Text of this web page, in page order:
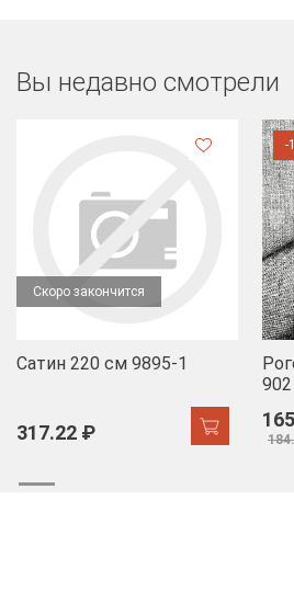
Вы недавно смотрели
Скоро закончится
Сатин 220 см 9895-1
317.22 ₽
-